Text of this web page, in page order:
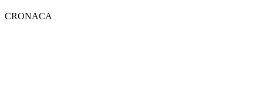
CRONACA